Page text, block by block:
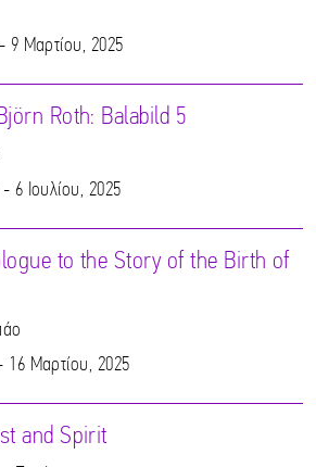
9 Μαρτίου, 2025
Roth: Balabild 5
6 Ιουλίου, 2025
to the Story of the Birth of
Μαρτίου, 2025
and Spirit